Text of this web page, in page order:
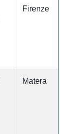
Firenze
Matera